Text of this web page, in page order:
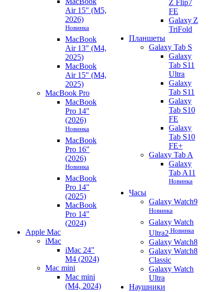
Air 15" (M5,
2026)
Новинка
MacBook
Air 13" (M4,
2025)
MacBook
Air 15" (M4,
2025)
MacBook Pro
MacBook
Pro 14"
(2026)
Новинка
MacBook
Pro 16"
(2026)
Новинка
MacBook
Pro 14"
(2025)
MacBook
Pro 14"
(2024)
Apple Mac
iMac
iMac 24"
M4 (2024)
Mac mini
Mac mini
(M4, 2024)
Z Flip7
FE
Galaxy Z
TriFold
Планшеты
Galaxy Tab S
Galaxy
Tab S11
Ultra
Galaxy
Tab S11
Galaxy
Tab S10
FE
Galaxy
Tab S10
FE+
Galaxy Tab A
Galaxy
Tab A11
Новинка
Часы
Galaxy Watch9
Новинка
Galaxy Watch
Ultra2 Новинка
Galaxy Watch8
Galaxy Watch8
Classic
Galaxy Watch
Ultra
Наушники